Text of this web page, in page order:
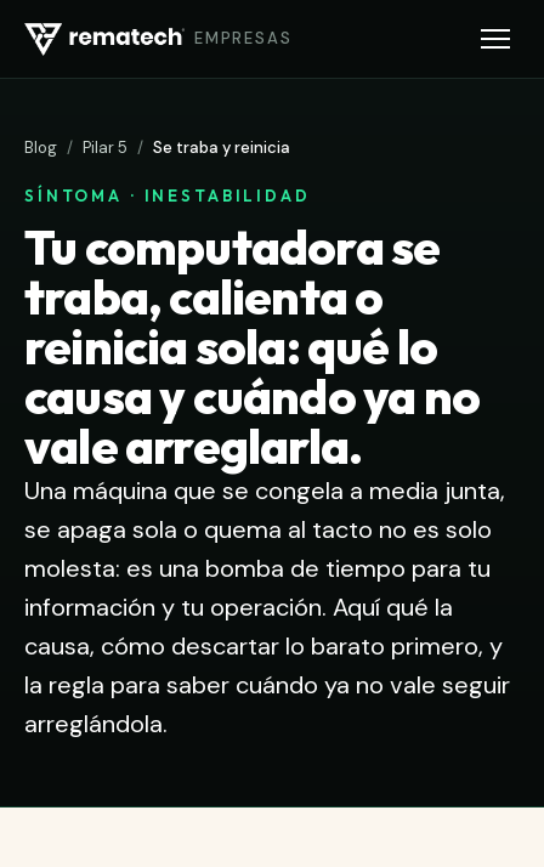
EMPRESAS
Blog / Pilar 5 / Se traba y reinicia
SÍNTOMA · INESTABILIDAD
Tu computadora se
traba, calienta o
reinicia sola: qué lo
causa y cuándo ya no
vale arreglarla.
Una máquina que se congela a media junta,
se apaga sola o quema al tacto no es solo
molesta: es una bomba de tiempo para tu
información y tu operación. Aquí qué la
causa, cómo descartar lo barato primero, y
la regla para saber cuándo ya no vale seguir
arreglándola.